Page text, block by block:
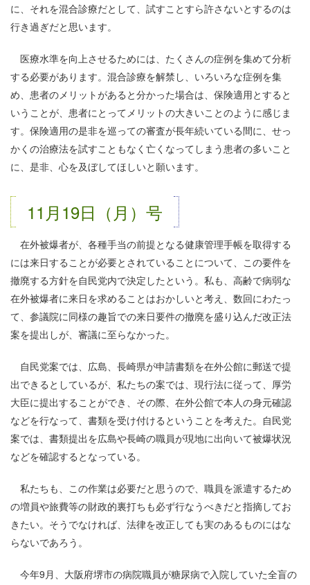
に、それを混合診療だとして、試すことすら許さないとするのは
行き過ぎだと思います。
医療水準を向上させるためには、たくさんの症例を集めて分析
する必要があります。混合診療を解禁し、いろいろな症例を集
め、患者のメリットがあると分かった場合は、保険適用とすると
いうことが、患者にとってメリットの大きいことのように感じま
す。保険適用の是非を巡っての審査が長年続いている間に、せっ
かくの治療法を試すこともなく亡くなってしまう患者の多いこと
に、是非、心を及ぼしてほしいと願います。
11月19日（月）号
在外被爆者が、各種手当の前提となる健康管理手帳を取得する
には来日することが必要とされていることについて、この要件を
撤廃する方針を自民党内で決定したという。私も、高齢で病弱な
在外被爆者に来日を求めることはおかしいと考え、数回にわたっ
て、参議院に同様の趣旨での来日要件の撤廃を盛り込んだ改正法
案を提出しが、審議に至らなかった。
自民党案では、広島、長崎県が申請書類を在外公館に郵送で提
出できるとしているが、私たちの案では、現行法に従って、厚労
大臣に提出することができ、その際、在外公館で本人の身元確認
などを行なって、書類を受け付けるということを考えた。自民党
案では、書類提出を広島や長崎の職員が現地に出向いて被爆状況
などを確認するとなっている。
私たちも、この作業は必要だと思うので、職員を派遣するため
の増員や旅費等の財政的裏打ちも必ず行なうべきだと指摘してお
きたい。そうでなければ、法律を改正しても実のあるものにはな
らないであろう。
今年9月、大阪府堺市の病院職員が糖尿病で入院していた全盲の